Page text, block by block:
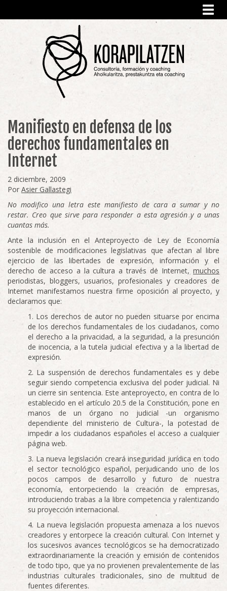
Manifiesto en defensa de los
derechos fundamentales en
Internet
2 diciembre, 2009
PorAsier Gallastegi
No modifico una letra este manifiesto de cara a sumar y no
restar. Creo que sirve para responder a esta agresión y a unas
cuantas más.
Ante la inclusión en el Anteproyecto de Ley de Economía
sostenible de modificaciones legislativas que afectan al libre
ejercicio de las libertades de expresión, información y el
derecho de acceso a la cultura a través de Internet, muchos
periodistas, bloggers, usuarios, profesionales y creadores de
Internet manifestamos nuestra firme oposición al proyecto, y
declaramos que:
Los derechos de autor no pueden situarse por encima
de los derechos fundamentales de los ciudadanos, como
el derecho a la privacidad, a la seguridad, a la presunción
de inocencia, a la tutela judicial efectiva y a la libertad de
expresión.
La suspensión de derechos fundamentales es y debe
seguir siendo competencia exclusiva del poder judicial. Ni
un cierre sin sentencia. Este anteproyecto, en contra de lo
establecido en el artículo 20.5 de la Constitución, pone en
manos de un órgano no judicial -un organismo
dependiente del ministerio de Cultura-, la potestad de
impedir a los ciudadanos españoles el acceso a cualquier
página web.
La nueva legislación creará inseguridad jurídica en todo
el sector tecnológico español, perjudicando uno de los
pocos campos de desarrollo y futuro de nuestra
economía, entorpeciendo la creación de empresas,
introduciendo trabas a la libre competencia y ralentizando
su proyección internacional.
La nueva legislación propuesta amenaza a los nuevos
creadores y entorpece la creación cultural. Con Internet y
los sucesivos avances tecnológicos se ha democratizado
extraordinariamente la creación y emisión de contenidos
de todo tipo, que ya no provienen prevalentemente de las
industrias culturales tradicionales, sino de multitud de
fuentes diferentes.